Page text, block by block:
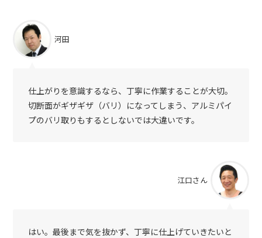
河田
仕上がりを意識するなら、丁寧に作業することが大切。
切断面がギザギザ（バリ）になってしまう、アルミパイ
プのバリ取りもするとしないでは大違いです。
江口さん
はい。最後まで気を抜かず、丁寧に仕上げていきたいと